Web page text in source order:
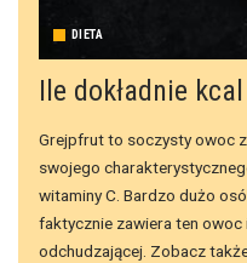
DIETA
Ile dokładnie
Grejpfrut to soczysty owoc
swojego
witaminy C. Bardzo dużo
faktycznie zawiera ten owoc
odchudzającej. Zobacz